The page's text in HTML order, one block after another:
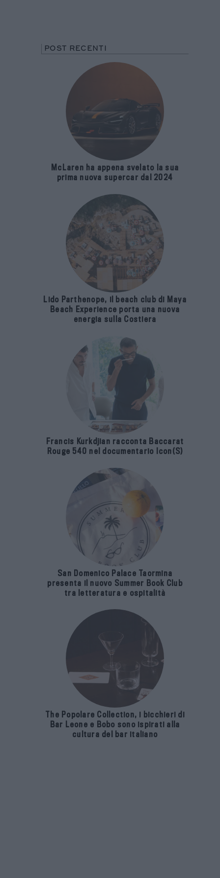
POST RECENTI
McLaren ha appena svelato la sua
prima nuova supercar dal 2024
Lido Parthenope, il beach club di Maya
Beach Experience porta una nuova
energia sulla Costiera
Francis Kurkdjian racconta Baccarat
Rouge 540 nel documentario Icon(S)
San Domenico Palace Taormina
presenta il nuovo Summer Book Club
tra letteratura e ospitalità
The Popolare Collection, i bicchieri di
Bar Leone e Bobo sono ispirati alla
cultura del bar italiano